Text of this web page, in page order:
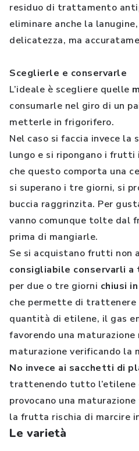
residuo di trattamento
eliminare anche la
delicatezza, ma
Sceglierle e conservarle
L’ideale è scegliere quelle
consumarle nel giro di un
metterle in frigorifero.
Nel caso si faccia invece la
lungo e si ripongano i frutti
che questo comporta una
si superano i tre giorni, si
buccia raggrinzita. Per
vanno comunque tolte dal
prima di mangiarle.
Se si acquistano frutti non
consigliabile conservarli
per due o tre giorni chiusi
che permette di trattenere
quantità di etilene, il gas
favorendo una
maturazione verificando la
No invece ai sacchetti di
trattenendo tutto l’etilene
provocano una
la frutta rischia di marcire
Le varietà